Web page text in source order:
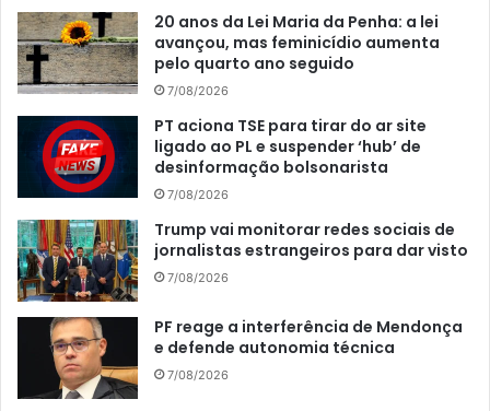
20 anos da Lei Maria da Penha: a lei
avançou, mas feminicídio aumenta
pelo quarto ano seguido
7/08/2026
PT aciona TSE para tirar do ar site
ligado ao PL e suspender ‘hub’ de
desinformação bolsonarista
7/08/2026
Trump vai monitorar redes sociais de
jornalistas estrangeiros para dar visto
7/08/2026
PF reage a interferência de Mendonça
e defende autonomia técnica
7/08/2026